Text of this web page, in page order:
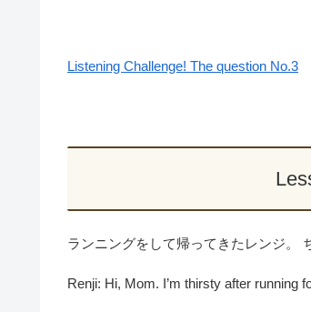
Listening Challenge! The question No.3
ランニングをして帰ってきたレンジ。
Renji: Hi, Mom. I’m thirsty after running